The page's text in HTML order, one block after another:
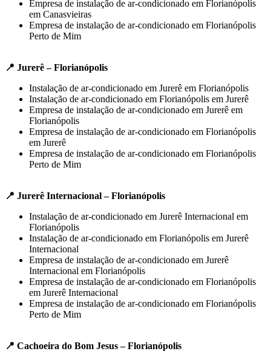
Empresa de instalação de ar-condicionado em Florianópolis
em Canasvieiras
Empresa de instalação de ar-condicionado em Florianópolis
Perto de Mim
📍 Jurerê – Florianópolis
Instalação de ar-condicionado em Jurerê em Florianópolis
Instalação de ar-condicionado em Florianópolis em Jurerê
Empresa de instalação de ar-condicionado em Jurerê em
Florianópolis
Empresa de instalação de ar-condicionado em Florianópolis
em Jurerê
Empresa de instalação de ar-condicionado em Florianópolis
Perto de Mim
📍 Jurerê Internacional – Florianópolis
Instalação de ar-condicionado em Jurerê Internacional em
Florianópolis
Instalação de ar-condicionado em Florianópolis em Jurerê
Internacional
Empresa de instalação de ar-condicionado em Jurerê
Internacional em Florianópolis
Empresa de instalação de ar-condicionado em Florianópolis
em Jurerê Internacional
Empresa de instalação de ar-condicionado em Florianópolis
Perto de Mim
📍 Cachoeira do Bom Jesus – Florianópolis